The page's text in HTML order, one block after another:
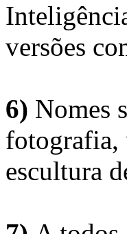
versões
6) Nomes
fotografia,
escultura